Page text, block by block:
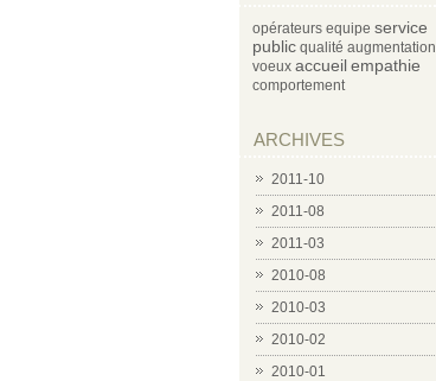
opérateurs equipe service
public qualité augmentation
voeux accueil empathie
comportement
ARCHIVES
2011-10
2011-08
2011-03
2010-08
2010-03
2010-02
2010-01